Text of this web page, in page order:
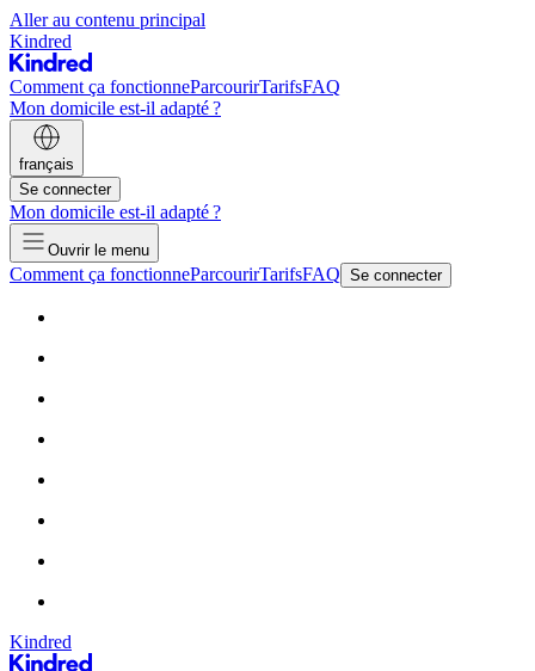
Aller au contenu principal
Kindred
Comment ça fonctionneParcourirTarifsFAQ
Mon domicile est-il adapté ?
français
Se connecter
Mon domicile est-il adapté ?
Ouvrir le menu
Comment ça fonctionneParcourirTarifsFAQ Se connecter
Kindred